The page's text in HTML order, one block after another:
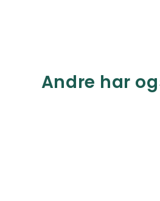
Andre har